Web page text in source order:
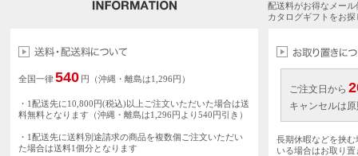
配送料がお得なメー
カタログギフトをお
全国一律540 円（沖縄・離島は1,296円）
・1配送先に10,800円(税込)以上ご注文いただいた場合は送
料無料となります（沖縄・離島は1,296円より540円引き）
・1配送先に送料別途請求の商品を複数個ご注文いただい
た場合は送料1個分となります
ご注文日から
キャンセルは
長期休暇などを挟
いる場合はお取り